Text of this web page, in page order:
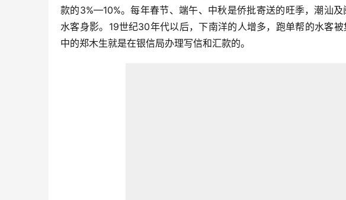
款的3%—10%。每年春节、端午、中秋是侨批寄送的旺季，潮汕
水客身影。19世纪30年代以后，下南洋的人增多，跑单帮的水客
中的郑木生就是在银信局办理写信和汇款的。